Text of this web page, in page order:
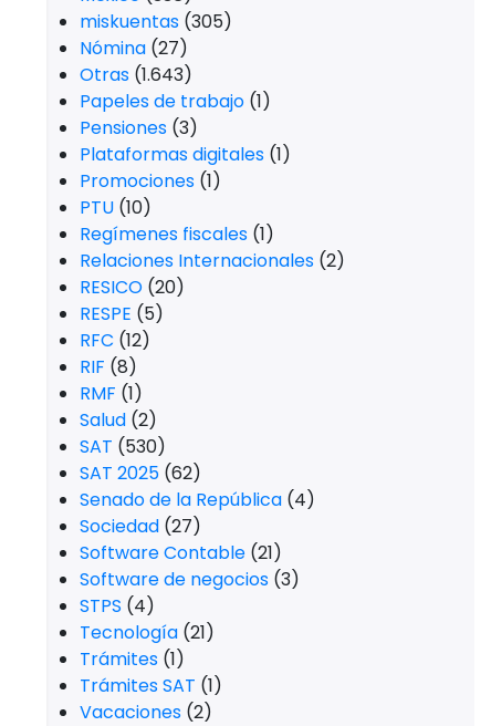
miskuentas (305)
Nómina (27)
Otras (1.643)
Papeles de trabajo (1)
Pensiones (3)
Plataformas digitales (1)
Promociones (1)
PTU (10)
Regímenes fiscales (1)
Relaciones Internacionales (2)
RESICO (20)
RESPE (5)
RFC (12)
RIF (8)
RMF (1)
Salud (2)
SAT (530)
SAT 2025 (62)
Senado de la República (4)
Sociedad (27)
Software Contable (21)
Software de negocios (3)
STPS (4)
Tecnología (21)
Trámites (1)
Trámites SAT (1)
Vacaciones (2)